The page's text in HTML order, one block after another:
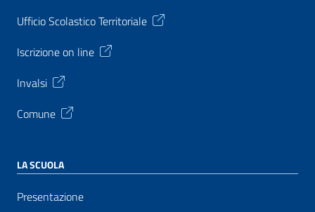
Ufficio Scolastico Territoriale
Iscrizione on line
Invalsi
Comune
LA SCUOLA
Presentazione